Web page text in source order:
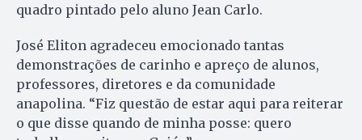
quadro pintado pelo aluno Jean Carlo.
José Eliton agradeceu emocionado tantas
demonstrações de carinho e apreço de alunos,
professores, diretores e da comunidade
anapolina. “Fiz questão de estar aqui para reiterar
o que disse quando de minha posse: quero